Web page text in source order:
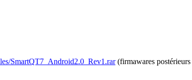
SmartQT7_Android2.0_Rev1.rar(firmawares postérieurs